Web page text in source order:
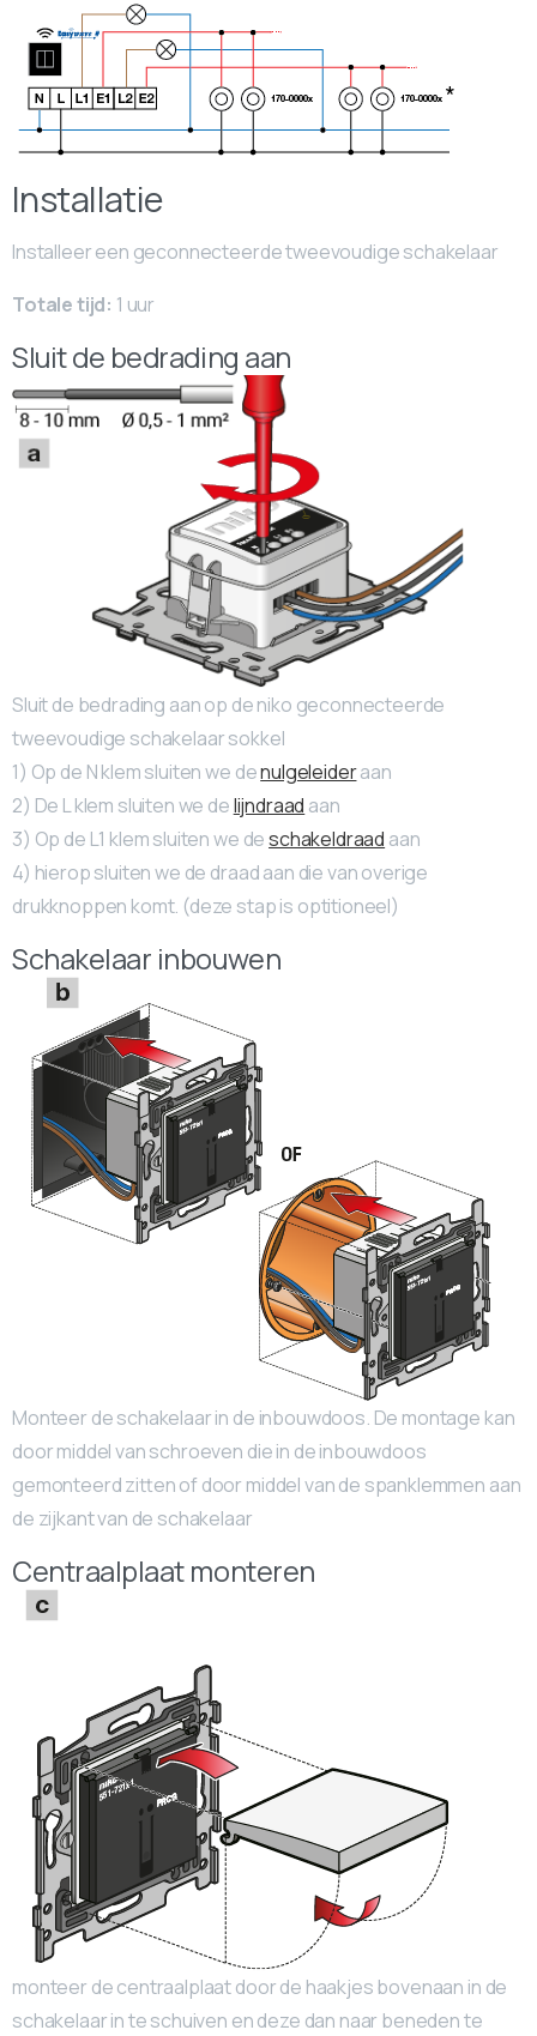
Installatie
Installeer een geconnecteerde tweevoudige schakelaar
Totale tijd: 1 uur
Sluit de bedrading aan
Sluit de bedrading aan op de niko geconnecteerde
tweevoudige schakelaar sokkel
1) Op de N klem sluiten we denulgeleideraan
2) De L klem sluiten we delijndraad aan
3) Op de L1 klem sluiten we deschakeldraad aan
4) hierop sluiten we de draad aan die van overige
drukknoppen komt. (deze stap is optitioneel)
Schakelaar inbouwen
Monteer de schakelaar in de inbouwdoos. De montage kan
door middel van schroeven die in de inbouwdoos
gemonteerd zitten of door middel van de spanklemmen aan
de zijkant van de schakelaar
Centraalplaat monteren
monteer de centraalplaat door de haakjes bovenaan in de
schakelaar in te schuiven en deze dan naar beneden te